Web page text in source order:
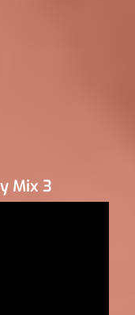
Mix 3